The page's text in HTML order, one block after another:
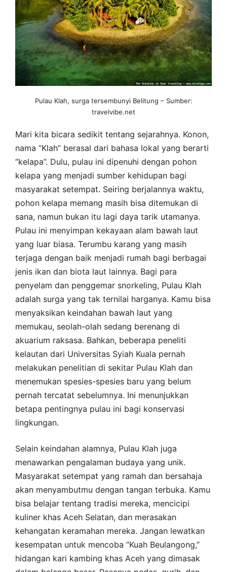
Pulau Klah, surga tersembunyi Belitung – Sumber:
travelvibe.net
Mari kita bicara sedikit tentang sejarahnya. Konon,
nama “Klah” berasal dari bahasa lokal yang berarti
“kelapa”. Dulu, pulau ini dipenuhi dengan pohon
kelapa yang menjadi sumber kehidupan bagi
masyarakat setempat. Seiring berjalannya waktu,
pohon kelapa memang masih bisa ditemukan di
sana, namun bukan itu lagi daya tarik utamanya.
Pulau ini menyimpan kekayaan alam bawah laut
yang luar biasa. Terumbu karang yang masih
terjaga dengan baik menjadi rumah bagi berbagai
jenis ikan dan biota laut lainnya. Bagi para
penyelam dan penggemar snorkeling, Pulau Klah
adalah surga yang tak ternilai harganya. Kamu bisa
menyaksikan keindahan bawah laut yang
memukau, seolah-olah sedang berenang di
akuarium raksasa. Bahkan, beberapa peneliti
kelautan dari Universitas Syiah Kuala pernah
melakukan penelitian di sekitar Pulau Klah dan
menemukan spesies-spesies baru yang belum
pernah tercatat sebelumnya. Ini menunjukkan
betapa pentingnya pulau ini bagi konservasi
lingkungan.
Selain keindahan alamnya, Pulau Klah juga
menawarkan pengalaman budaya yang unik.
Masyarakat setempat yang ramah dan bersahaja
akan menyambutmu dengan tangan terbuka. Kamu
bisa belajar tentang tradisi mereka, mencicipi
kuliner khas Aceh Selatan, dan merasakan
kehangatan keramahan mereka. Jangan lewatkan
kesempatan untuk mencoba “Kuah Beulangong,”
hidangan kari kambing khas Aceh yang dimasak